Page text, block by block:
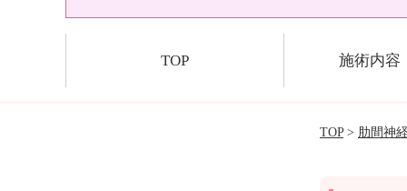
TOP 施術内容
TOP> 肋間神